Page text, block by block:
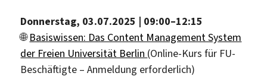
Donnerstag, 03.07.2025 | 09:00–12:15
🌐Basiswissen: Das Content Management System
der Freien Universität Berlin (Online-Kurs für FU-
Beschäftigte – Anmeldung erforderlich)